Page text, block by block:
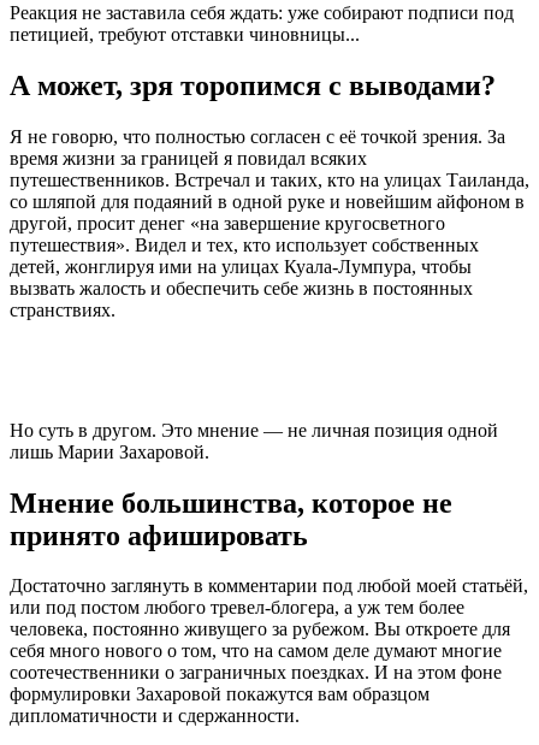
Реакция не заставила себя ждать: уже собирают подписи под
петицией, требуют отставки чиновницы...
А может, зря торопимся с выводами?
Я не говорю, что полностью согласен с её точкой зрения. За
время жизни за границей я повидал всяких
путешественников. Встречал и таких, кто на улицах Таиланда,
со шляпой для подаяний в одной руке и новейшим айфоном в
другой, просит денег «на завершение кругосветного
путешествия». Видел и тех, кто использует собственных
детей, жонглируя ими на улицах Куала-Лумпура, чтобы
вызвать жалость и обеспечить себе жизнь в постоянных
странствиях.
Но суть в другом. Это мнение — не личная позиция одной
лишь Марии Захаровой.
Мнение большинства, которое не
принято афишировать
Достаточно заглянуть в комментарии под любой моей статьёй,
или под постом любого тревел-блогера, а уж тем более
человека, постоянно живущего за рубежом. Вы откроете для
себя много нового о том, что на самом деле думают многие
соотечественники о заграничных поездках. И на этом фоне
формулировки Захаровой покажутся вам образцом
дипломатичности и сдержанности.